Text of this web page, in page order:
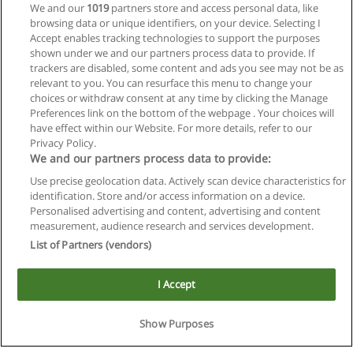
Reglas de uso
Privacidad de datos
Contactar con Educaedu
Copyright © Educaedu Business S.L. - CIF : B-95610580: -
www.educaedu.com.ar
We and our 1019partners store and access personal data, like
browsing data or unique identifiers, on your device. Selecting I
Accept enables tracking technologies to support the purposes
shown under we and our partners process data to provide. If
trackers are disabled, some content and ads you see may not be as
relevant to you. You can resurface this menu to change your
choices or withdraw consent at any time by clicking the Manage
Preferences link on the bottom of the webpage . Your choices will
have effect within our Website. For more details, refer to our
Privacy Policy.
We and our partners process data to provide:
Use precise geolocation data. Actively scan device characteristics for
identification. Store and/or access information on a device.
Personalised advertising and content, advertising and content
measurement, audience research and services development.
List of Partners (vendors)
I Accept
Show Purposes